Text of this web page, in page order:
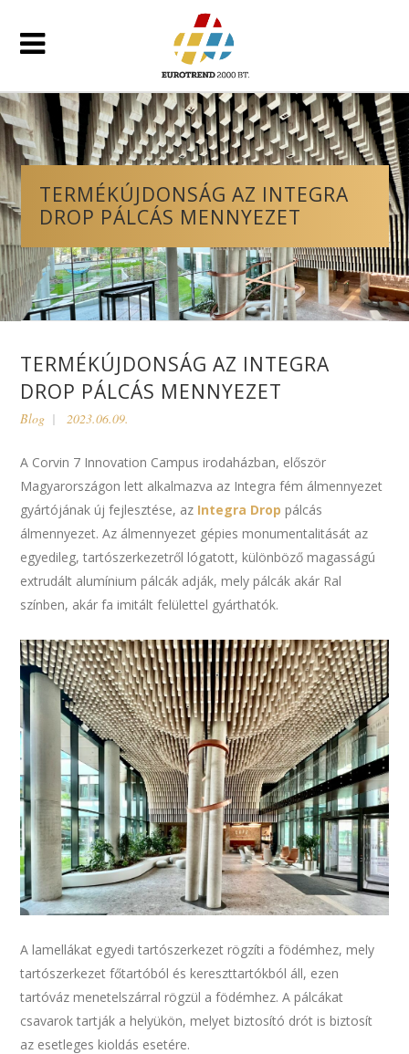
TERMÉKÚJDONSÁG AZ INTEGRA
DROP PÁLCÁS MENNYEZET
TERMÉKÚJDONSÁG AZ INTEGRA
DROP PÁLCÁS MENNYEZET
Blog 2023.06.09.
A Corvin 7 Innovation Campus irodaházban, először
Magyarországon lett alkalmazva az Integra fém álmennyezet
gyártójának új fejlesztése, az Integra Drop pálcás
álmennyezet. Az álmennyezet gépies monumentalitását az
egyedileg, tartószerkezetről lógatott, különböző magasságú
extrudált alumínium pálcák adják, mely pálcák akár Ral
színben, akár fa imitált felülettel gyárthatók.
A lamellákat egyedi tartószerkezet rögzíti a födémhez, mely
tartószerkezet főtartóból és kereszttartókból áll, ezen
tartóváz menetelszárral rögzül a födémhez. A pálcákat
csavarok tartják a helyükön, melyet biztosító drót is biztosít
az esetleges kioldás esetére.